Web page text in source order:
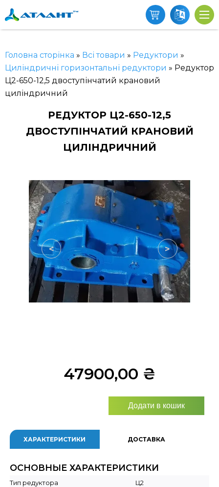
Головна сторінка » Всі товари » Редуктори »
Циліндричні горизонтальні редуктори » Редуктор
Ц2-650-12,5 двоступінчатий крановий
циліндричний
РЕДУКТОР Ц2-650-12,5
ДВОСТУПІНЧАТИЙ КРАНОВИЙ
ЦИЛІНДРИЧНИЙ
< >
47900,00 ₴
Додати в кошик
ХАРАКТЕРИСТИКИ ДОСТАВКА
ОСНОВНЫЕ ХАРАКТЕРИСТИКИ
Тип редуктора
Ц2